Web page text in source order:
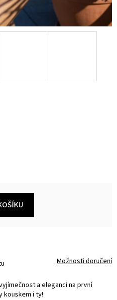
Možnosti doručení
a eleganci na první
kouskem i ty!